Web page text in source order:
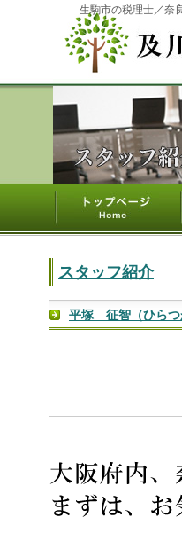
生駒市の税理士／奈
スタッフ紹介
平塚 征智（ひらつ